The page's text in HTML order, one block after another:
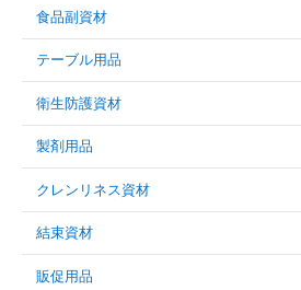
食品副資材
テーブル用品
衛生防護資材
製剤用品
クレンリネス資材
結束資材
販促用品